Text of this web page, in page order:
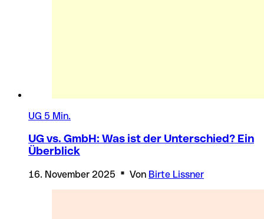
UG 5 Min.
UG vs. GmbH: Was ist der Unterschied? Ein
Überblick
16. November 2025 Von Birte Lissner